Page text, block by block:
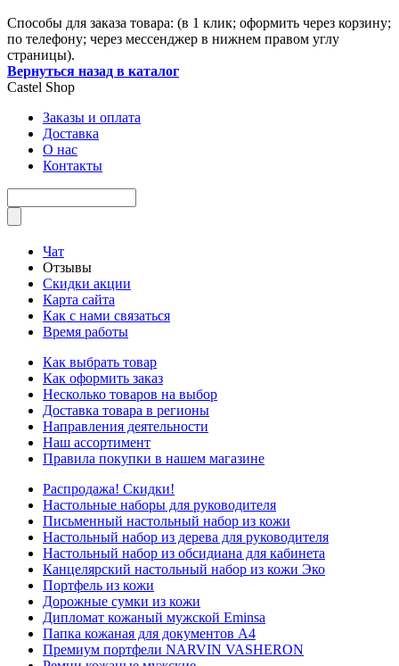
Способы для заказа товара: (в 1 клик; оформить через корзину;
по телефону; через мессенджер в нижнем правом углу
страницы).
Вернуться назад в каталог
Castel Shop
Заказы и оплата
Доставка
О нас
Контакты
Чат
Отзывы
Скидки акции
Карта сайта
Как с нами связаться
Время работы
Как выбрать товар
Как оформить заказ
Несколько товаров на выбор
Доставка товара в регионы
Направления деятельности
Наш ассортимент
Правила покупки в нашем магазине
Распродажа! Скидки!
Настольные наборы для руководителя
Письменный настольный набор из кожи
Настольный набор из дерева для руководителя
Настольный набор из обсидиана для кабинета
Канцелярский настольный набор из кожи Эко
Портфель из кожи
Дорожные сумки из кожи
Дипломат кожаный мужской Eminsa
Папка кожаная для документов А4
Премиум портфели NARVIN VASHERON